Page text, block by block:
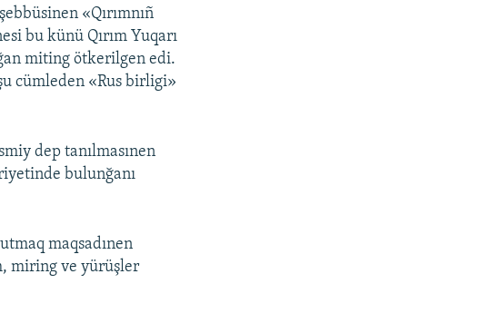
«Qırımnıñ
bu künü Qırım Yuqarı
miting ötkerilgen edi.
cümleden «Rus birligi»
dep tanılmasınen
bulunğanı
maqsadınen
miring ve yürüşler